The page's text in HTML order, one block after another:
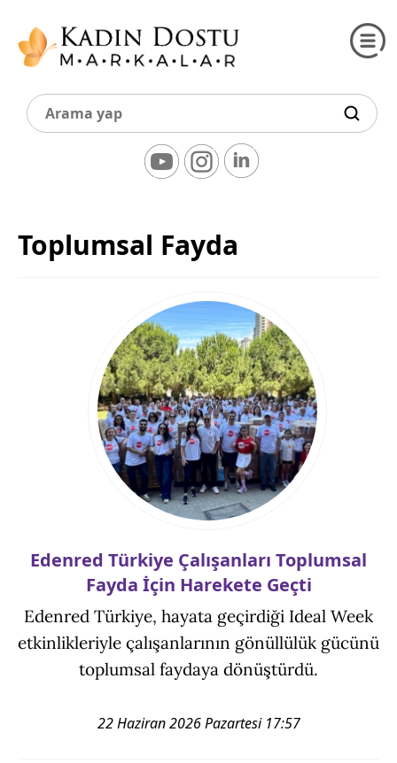
Toplumsal Fayda
Edenred Türkiye Çalışanları Toplumsal
Fayda İçin Harekete Geçti
Edenred Türkiye, hayata geçirdiği Ideal Week
etkinlikleriyle çalışanlarının gönüllülük gücünü
toplumsal faydaya dönüştürdü.
22 Haziran 2026 Pazartesi 17:57